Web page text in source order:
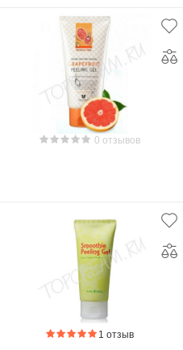
0 отзывов
1 отзыв